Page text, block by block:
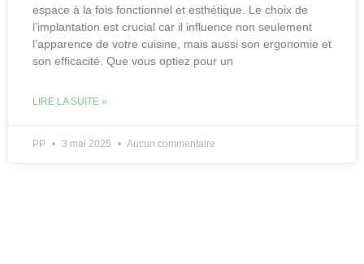
espace à la fois fonctionnel et esthétique. Le choix de
l’implantation est crucial car il influence non seulement
l’apparence de votre cuisine, mais aussi son ergonomie et
son efficacité. Que vous optiez pour un
LIRE LA SUITE »
PP 3 mai 2025 Aucun commentaire